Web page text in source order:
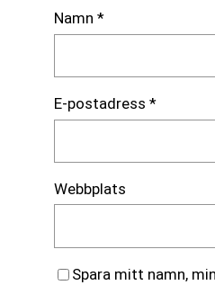
Namn *
E-postadress *
Webbplats
Spara mitt namn,